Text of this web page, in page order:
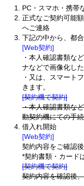
PC・スマホ・携帯
正式なご契約可能
へご連絡
下記の中から、都
[Web契約]
・本人確認書類な
ナなどで画像化し
・又は、スマート
きます。
[契約機で契約]
・本人確認書類な
動契約機にての手
借入れ開始
[Web契約]
契約内容をご確認
*契約書類・カード
[契約機で契約]
契約内容を確認後